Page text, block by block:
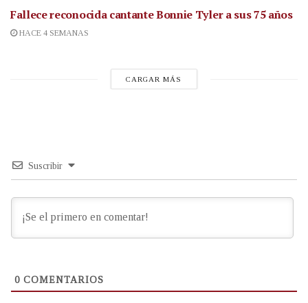
Fallece reconocida cantanteBonnie Tyler a sus 75 años
HACE 4 SEMANAS
CARGAR MÁS
Suscribir
0 COMENTARIOS